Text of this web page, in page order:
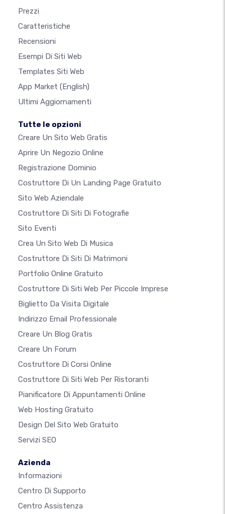
Prezzi
Caratteristiche
Recensioni
Esempi Di Siti Web
Templates Siti Web
App Market (English)
Ultimi Aggiornamenti
Tutte le opzioni
Creare Un Sito Web Gratis
Aprire Un Negozio Online
Registrazione Dominio
Costruttore Di Un Landing Page Gratuito
Sito Web Aziendale
Costruttore Di Siti Di Fotografie
Sito Eventi
Crea Un Sito Web Di Musica
Costruttore Di Siti Di Matrimoni
Portfolio Online Gratuito
Costruttore Di Siti Web Per Piccole Imprese
Biglietto Da Visita Digitale
Indirizzo Email Professionale
Creare Un Blog Gratis
Creare Un Forum
Costruttore Di Corsi Online
Costruttore Di Siti Web Per Ristoranti
Pianificatore Di Appuntamenti Online
Web Hosting Gratuito
Design Del Sito Web Gratuito
Servizi SEO
Azienda
Informazioni
Centro Di Supporto
Centro Assistenza